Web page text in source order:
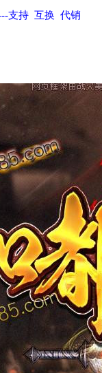
支持 互换 代销